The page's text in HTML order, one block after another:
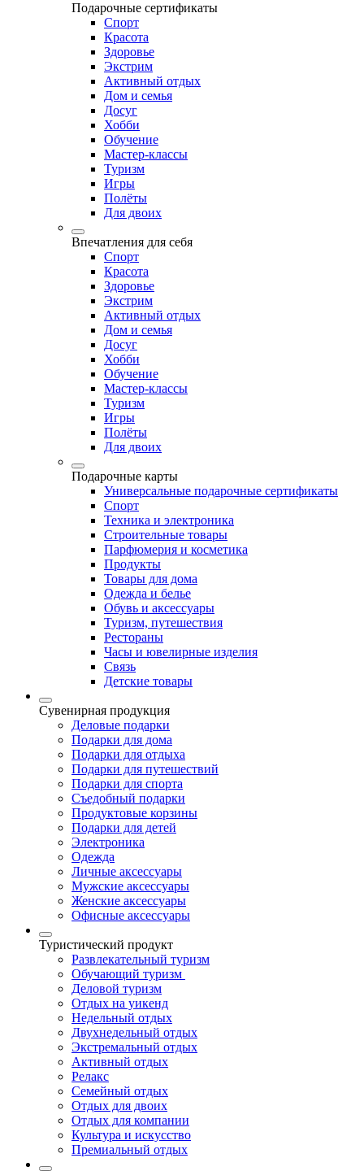
Подарочные сертификаты
Спорт
Красота
Здоровье
Экстрим
Активный отдых
Дом и семья
Досуг
Хобби
Обучение
Мастер-классы
Туризм
Игры
Полёты
Для двоих
Впечатления для себя
Спорт
Красота
Здоровье
Экстрим
Активный отдых
Дом и семья
Досуг
Хобби
Обучение
Мастер-классы
Туризм
Игры
Полёты
Для двоих
Подарочные карты
Универсальные подарочные сертификаты
Спорт
Техника и электроника
Строительные товары
Парфюмерия и косметика
Продукты
Товары для дома
Одежда и белье
Обувь и аксессуары
Туризм, путешествия
Рестораны
Часы и ювелирные изделия
Связь
Детские товары
Сувенирная продукция
Деловые подарки
Подарки для дома
Подарки для отдыха
Подарки для путешествий
Подарки для спорта
Съедобный подарки
Продуктовые корзины
Подарки для детей
Электроника
Одежда
Личные аксессуары
Мужские аксессуары
Женские аксессуары
Офисные аксессуары
Туристический продукт
Развлекательный туризм
Обучающий туризм
Деловой туризм
Отдых на уикенд
Недельный отдых
Двухнедельный отдых
Экстремальный отдых
Активный отдых
Релакс
Семейный отдых
Отдых для двоих
Отдых для компании
Культура и искусство
Премиальный отдых